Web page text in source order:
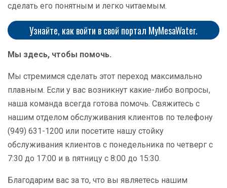
сделать его понятным и легко читаемым.
Узнайте, как войти в свой портал MyMesaWater.
Мы здесь, чтобы помочь.
Мы стремимся сделать этот переход максимально
плавным. Если у вас возникнут какие-либо вопросы,
наша команда всегда готова помочь. Свяжитесь с
нашим отделом обслуживания клиентов по телефону
(949) 631-1200 или посетите нашу стойку
обслуживания клиентов с понедельника по четверг с
7:30 до 17:00 и в пятницу с 8:00 до 15:30.
Благодарим вас за то, что вы являетесь нашим